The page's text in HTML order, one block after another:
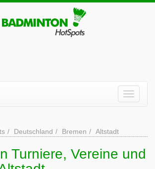
Deutschland Bremen Altstadt
Turniere, Vereine und